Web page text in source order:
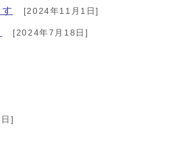
[2024年11月1日]
[2024年7月18日]
]